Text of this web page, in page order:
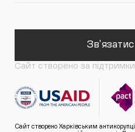
Сайт створено за підтримки
Сайт створено Харківським